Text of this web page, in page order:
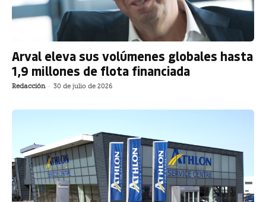
Arval eleva sus volúmenes globales hasta
1,9 millones de flota financiada
Redacción - 30 de julio de 2026